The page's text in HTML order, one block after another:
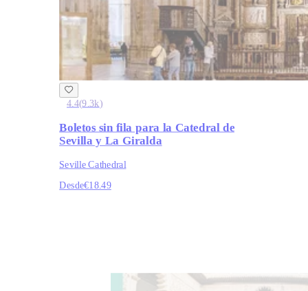
4.4(9.3k)
Boletos sin fila para la Catedral de
Sevilla y La Giralda
Seville Cathedral
Desde€18.49